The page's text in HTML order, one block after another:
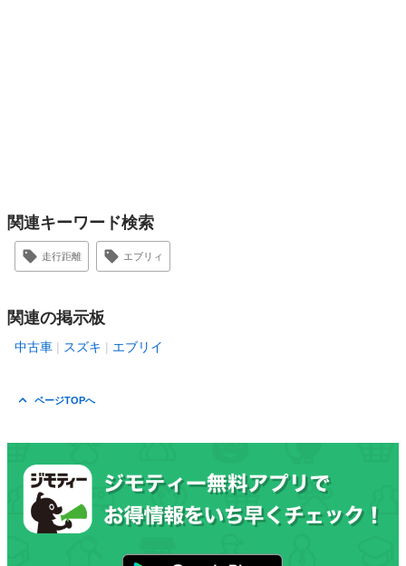
関連キーワード検索
走行距離 エブリィ
関連の掲示板
中古車 スズキ エブリイ
ページTOPへ